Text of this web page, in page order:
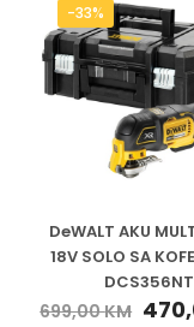
-33%
DeWALT AKU
18V SOLO SA
DCS356NT
699,00KM